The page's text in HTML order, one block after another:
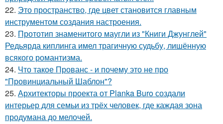
22. Это пространство, где цвет становится главным
инструментом создания настроения.
23. Прототип знаменитого маугли из "Книги Джунглей"
Редьярда киплинга имел трагичную судьбу, лишённую
всякого романтизма.
24. Что такое Прованс - и почему это не про
"Провинциальный Шаблон"?
25. Архитекторы проекта от Planka Buro создали
интерьер для семьи из трёх человек, где каждая зона
продумана до мелочей.